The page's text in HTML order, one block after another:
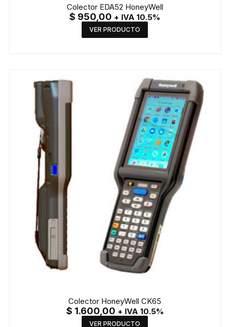
Colector EDA52 HoneyWell
$ 950,00 + IVA 10.5%
VER PRODUCTO
Colector HoneyWell CK65
$ 1.600,00 + IVA 10.5%
VER PRODUCTO